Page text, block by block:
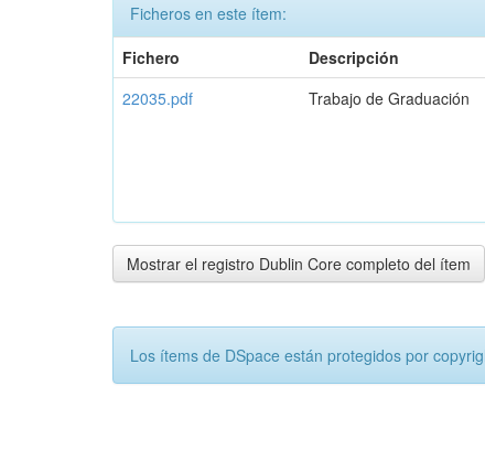
Ficheros en este ítem:
Fichero
Descripción
22035.pdf
Trabajo de Graduación
Mostrar el registro Dublin Core completo del ítem
Los ítems de DSpace están protegidos por